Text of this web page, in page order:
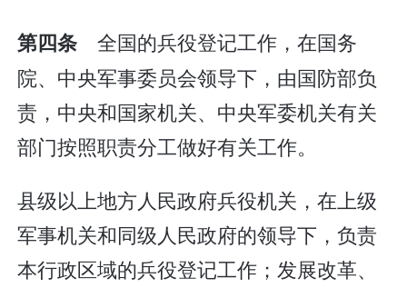
第四条全国的兵役登记工作，在国务
院、中央军事委员会领导下，由国防部负
责，中央和国家机关、中央军委机关有关
部门按照职责分工做好有关工作。
县级以上地方人民政府兵役机关，在上级
军事机关和同级人民政府的领导下，负责
本行政区域的兵役登记工作；发展改革、